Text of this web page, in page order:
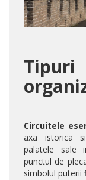
Circuitele
axa istorica
palatele sale
punctul de
simbolul puterii